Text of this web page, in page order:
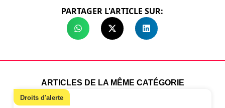
PARTAGER L'ARTICLE SUR:
ARTICLES DE LA MÊME CATÉGORIE
Droits d'alerte